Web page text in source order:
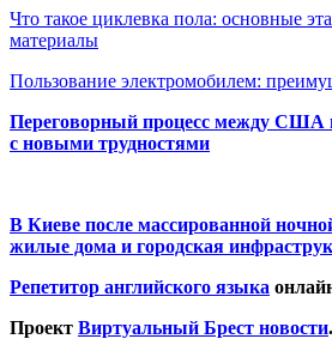
Что такое циклевка пола: основные
материалы
Пользование электромобилем:
Переговорный процесс между США
с новыми трудностями
В Киеве после массированной
жилые дома и городская
Репетитор английского языка
Проект Виртуальный Брест новости.